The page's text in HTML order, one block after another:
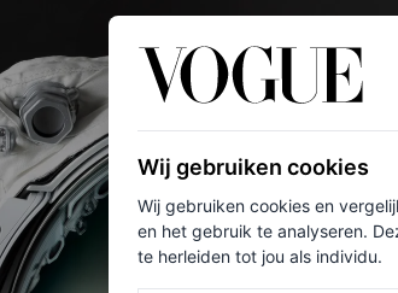
Wij gebruiken cookies
Wij gebruiken cookies en
en het gebruik te analyseren.
te herleiden tot jou als individu.